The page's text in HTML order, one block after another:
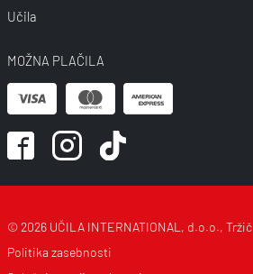
Učila
MOŽNA PLAČILA
© 2026 UČILA INTERNATIONAL, d.o.o., Tržič
Politika zasebnosti